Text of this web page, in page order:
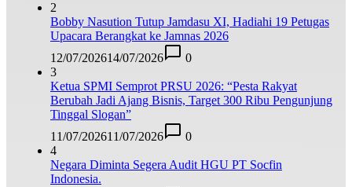
2
Bobby Nasution Tutup Jamdasu XI, Hadiahi 19 Petugas
Upacara Berangkat ke Jamnas 2026
12/07/202614/07/2026
0
3
Ketua SPMI Semprot PRSU 2026: “Pesta Rakyat
Berubah Jadi Ajang Bisnis, Target 300 Ribu Pengunjung
Tinggal Slogan”
11/07/202611/07/2026
0
4
Negara Diminta Segera Audit HGU PT Socfin
Indonesia.